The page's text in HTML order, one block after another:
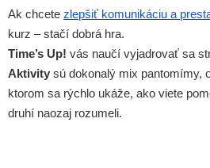
Ak chcete zlepšiť komunikáciu a
kurz – stačí dobrá hra.
Time’s Up! vás naučí vyjadrovať sa
Aktivity sú dokonalý mix pantomímy,
ktorom sa rýchlo ukáže, ako viete
druhí naozaj rozumeli.